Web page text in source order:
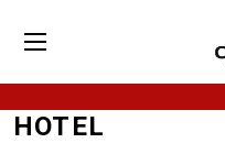
HOTEL